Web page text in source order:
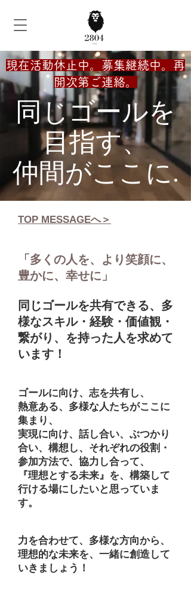
現在活動休止中。募集継続中。再
開次第ご連絡。
同じゴールを
目指す、
仲間がここに.
TOP MESSAGEへ＞
「多くの人を、より笑顔に、
豊かに、幸せに」
同じゴールを共有できる、多
様なスキル・経験・価値観・
繋がり、を持った人を求めて
います！
ゴールに向け、志を共有し、
熱意ある、多様な人たちがここに
集まり、
実現に向け、話し合い、ぶつかり
合い、構想し、それぞれの役割・
参加方法で、協力し合って、
『理想とする未来』を、構築して
行ける場にしたいと思っていま
す。
力を合わせて、多様な方向から、
理想的な未来を、一緒に創造して
いきましょう！​